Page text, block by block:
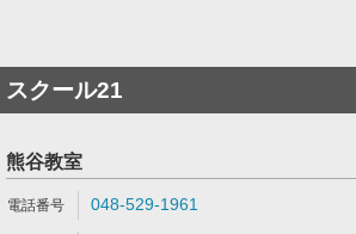
スクール21
熊谷教室
048-529-1961